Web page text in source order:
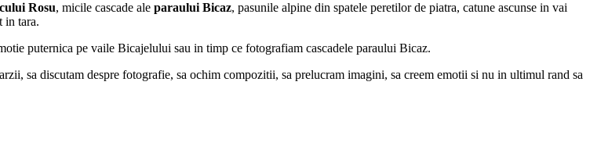
Rosu, micile cascade ale paraului Bicaz, pasunile alpine din spatele peretilor de piatra, catune ascunse in vai
in tara.
puternica pe vaile Bicajelului sau in timp ce fotografiam cascadele paraului Bicaz.
sa discutam despre fotografie, sa ochim compozitii, sa prelucram imagini, sa creem emotii si nu in ultimul rand sa